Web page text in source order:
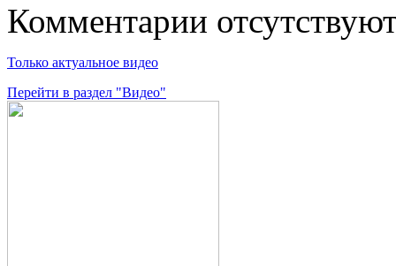
Комментарии
Только актуальное видео
Перейти в раздел "Видео"